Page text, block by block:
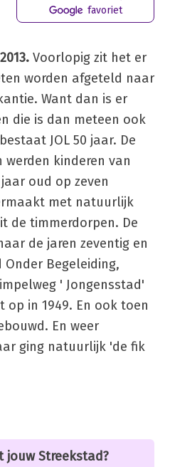
favoriet
Voorlopig zit het er
worden afgeteld naar
Want dan is er
die is dan meteen ook
JOL 50 jaar. De
kinderen van
oud op zeven
met natuurlijk
de timmerdorpen. De
de jaren zeventig en
Begeleiding,
' Jongensstad'
in 1949. En ook toen
En weer
ging natuurlijk 'de fik
jouw Streekstad?